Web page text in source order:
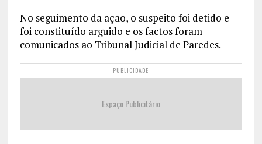
No seguimento da ação, o suspeito foi detido e
foi constituído arguido e os factos foram
comunicados ao Tribunal Judicial de Paredes.
PUBLICIDADE
Espaço Publicitário